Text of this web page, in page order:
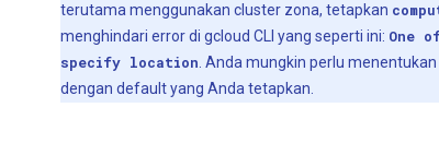
terutama menggunakan cluster zona, tetapkan
menghindari error di gcloud CLI yang seperti ini: One
specify location . Anda mungkin perlu
dengan default yang Anda tetapkan.